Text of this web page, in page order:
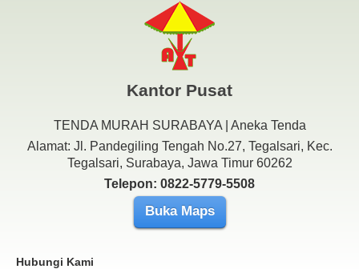
Kantor Pusat
TENDA MURAH SURABAYA | Aneka Tenda
Alamat: Jl. Pandegiling Tengah No.27, Tegalsari, Kec.
Tegalsari, Surabaya, Jawa Timur 60262
Telepon: 0822-5779-5508
Buka Maps
Hubungi Kami